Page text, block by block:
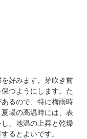
好みます。芽吹き前
つようにします。た
るので、特に梅雨時
場の高温時には、表
、地温の上昇と乾燥
るとよいです。